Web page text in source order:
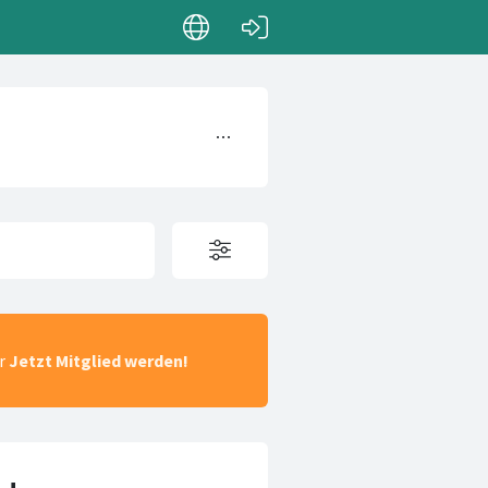
Jetzt Mitglied werden!